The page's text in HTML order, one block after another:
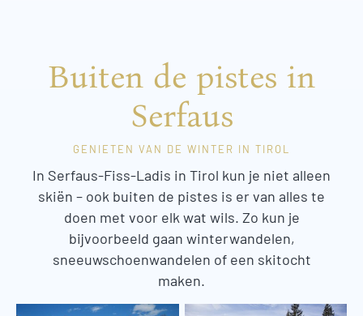
Buiten de pistes in
Serfaus
GENIETEN VAN DE WINTER IN TIROL
In Serfaus-Fiss-Ladis in Tirol kun je niet alleen
skiën – ook buiten de pistes is er van alles te
doen met voor elk wat wils. Zo kun je
bijvoorbeeld gaan winterwandelen,
sneeuwschoenwandelen of een skitocht
maken.